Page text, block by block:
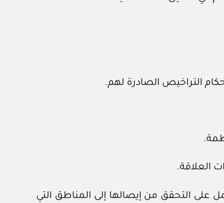
على التحقق من إيصالها إلى المناطق التي